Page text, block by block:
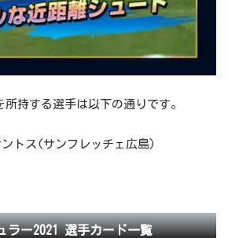
持する選手は以下の通りです。
トス(サンフレッチェ広島)
ラー2021 選手カード一覧